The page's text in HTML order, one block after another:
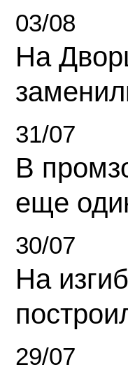
03/08
На
31/07
В
еще
30/07
На
29/07